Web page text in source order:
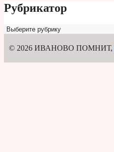
Рубрикатор
Рубрикатор
© 2026 ИВАНОВО ПОМНИТ,